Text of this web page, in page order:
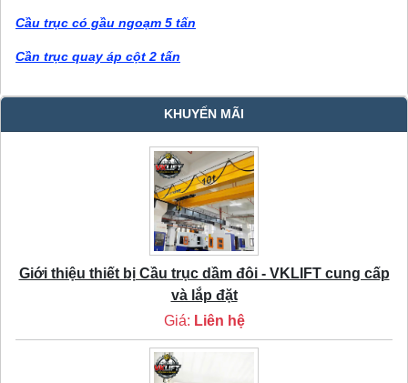
Cầu trục có gầu ngoạm 5 tấn
Cần trục quay áp cột 2 tấn
KHUYẾN MÃI
Giới thiệu thiết bị Cầu trục dầm đôi - VKLIFT cung cấp
và lắp đặt
Giá: Liên hệ